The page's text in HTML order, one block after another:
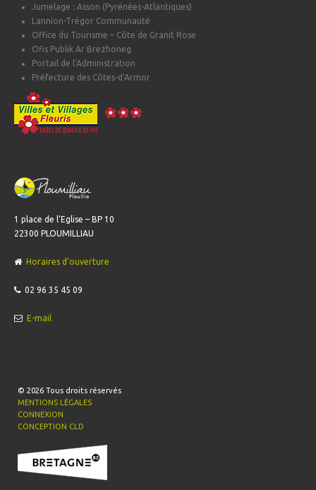
Jumelage : Asson (Pyrénées-Atlantiques)
Lannion-Trégor Communauté
Office du Tourisme – Côte de Granit Rose
Ofis Publik Ar Brezhoneg
Portail de l'Administration
Préfecture des Côtes-d'Armor
1 place de l’Eglise – BP 10
22300 PLOUMILLIAU
Horaires d’ouverture
02 96 35 45 09
E-mail
© 2026 Tous droits réservés
MENTIONS LÉGALES
CONNEXION
CONCEPTION CLD